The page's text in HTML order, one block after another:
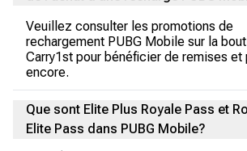
Veuillez consulter les promotions de
rechargement PUBG Mobile sur la
Carry1st pour bénéficier de remises et
encore.
Que sont Elite Plus Royale Pass et
Elite Pass dans PUBG Mobile?